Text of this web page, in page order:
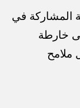
المشاركة في
خارطة
ملامح